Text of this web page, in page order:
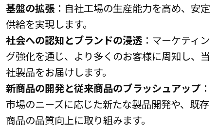
基盤の拡張：自社工場の生産能力を高め、安定
供給を実現します。
社会への認知とブランドの浸透：マーケティン
グ強化を通じ、より多くのお客様に周知し、当
社製品をお届けします。
新商品の開発と従来商品のブラッシュアップ：
市場のニーズに応じた新たな製品開発や、既存
商品の品質向上に取り組みます。